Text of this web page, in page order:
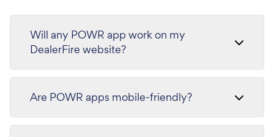
Will any POWR app work on my
DealerFire website?
Are POWR apps mobile-friendly?